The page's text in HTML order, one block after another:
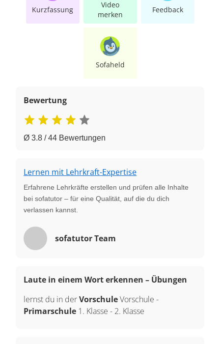
Kurzfassung
Video
merken
Feedback
Sofaheld
Bewertung
Ø 3.8 / 44 Bewertungen
Lernen mit Lehrkraft-Expertise
Erfahrene Lehrkräfte erstellen und prüfen alle Inhalte
bei sofatutor – für eine Qualität, auf die du dich
verlassen kannst.
sofatutor Team
Laute in einem Wort erkennen – Übungen
lernst du in derVorschuleVorschule -
Primarschule 1. Klasse - 2. Klasse